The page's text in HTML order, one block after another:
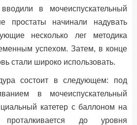
в мочеиспускательный
простаты начинали надувать
несколько лег методика
успехом. Затем, в конце
стали широко использовать.
состоит в следующем: под
в мочеиспускательный
катетер с баллоном на
до уровня